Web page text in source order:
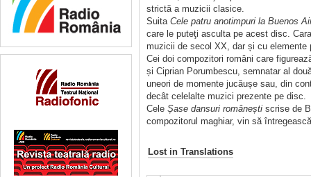
strictă a muzicii clasice.
Suita Cele patru anotimpuri la Buenos
care le puteţi asculta pe acest disc.
muzicii de secol XX, dar și cu elemente
Cei doi compozitori români care
și Ciprian Porumbescu, semnatar al
uneori de momente jucăușe sau, din
decât celelalte muzici prezente pe disc.
Cele Șase dansuri românești scrise de
compozitorul maghiar, vin să
Lost in Translations